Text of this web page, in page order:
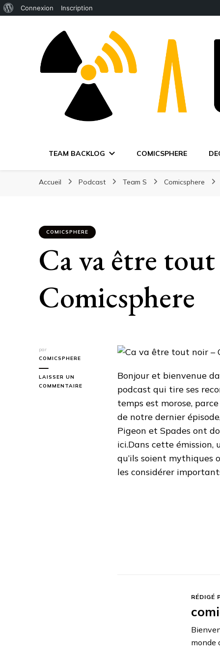
WordPress
Connexion Inscription
TEAM BACKLOG COMICSPHERE
Accueil Podcast Team S Comicsphere
COMICSPHERE
Ca va être
Comicsphere
par
COMICSPHERE
LAISSER UN
COMMENTAIRE
COMICSPHERE
Bonjour et bienvenue
podcast qui tire ses
temps est morose,
de notre dernier
Pigeon et Spades ont
ici.Dans cette émission,
qu’ils soient mythiques
les considérer
RÉDIGÉ
monde